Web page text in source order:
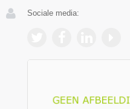
Sociale media: